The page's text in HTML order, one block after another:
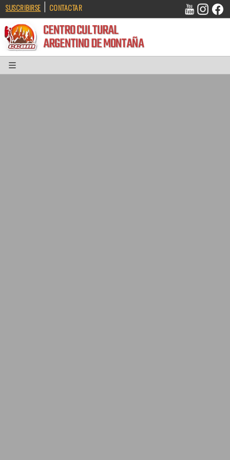
SUSCRIBIRSE | CONTACTAR
CENTRO CULTURAL
ARGENTINO DE MONTAÑA